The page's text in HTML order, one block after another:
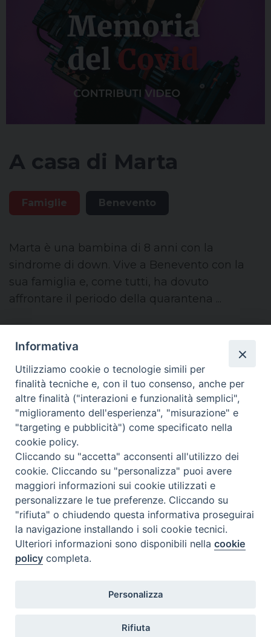
A casa di Marta
Famiglie Benevento
Marta è una bambina di 8 anni con la
sindrome di down. Vive a Benevento con la
sua famiglia e, come tutti, ha dovuto
affrontare il periodo della quarantena ...
Condividi su facebook
Condividi su twitter
Link alla storia
Navigazione
Pagina
successiva
1 2 3 4 5 … 7
Pagina
precedente
Pagina3 di 7
Memoria delCovid ©2020
Privacy Policy
Informativa
Utilizziamo cookie o tecnologie simili per
finalità tecniche e, con il tuo consenso, anche per
altre finalità ("interazioni e funzionalità semplici",
"miglioramento dell'esperienza", "misurazione" e
"targeting e pubblicità") come specificato nella
cookie policy.
Cliccando su "accetta" acconsenti all'utilizzo dei
cookie. Cliccando su "personalizza" puoi avere
maggiori informazioni sui cookie utilizzati e
personalizzare le tue preferenze. Cliccando su
"rifiuta" o chiudendo questa informativa proseguirai
la navigazione installando i soli cookie tecnici.
Ulteriori informazioni sono disponibili nellacookie
policy completa.
Personalizza
Rifiuta